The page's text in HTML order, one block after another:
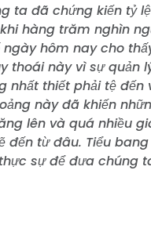
ta đã chứng kiến tỷ
hàng trăm nghìn
ngày hôm nay cho
thoái này vì sự quản
nhất thiết phải tệ đến
này đã khiến
lên và quá nhiều
đến từ đâu. Tiểu
sự để đưa chúng